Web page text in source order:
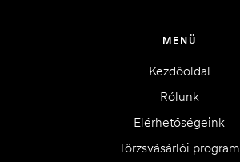
MENÜ
Kezdőoldal
Rólunk
Elérhetőségeink
Törzsvásárlói program